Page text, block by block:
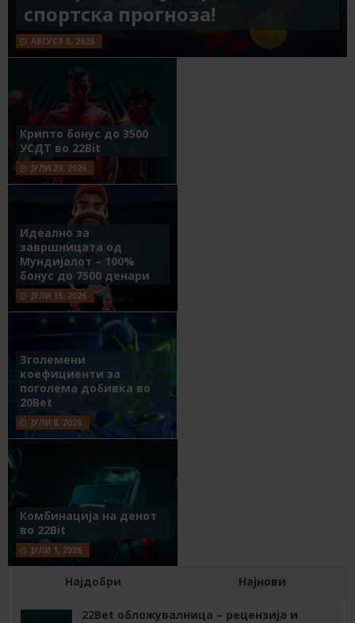
спортска прогноза!
АВГУСТ 5, 2026
Крипто бонус до 3500
УСДТ во 22Bit
ЈУЛИ 29, 2026
Идеално за
завршницата од
Мундијалот – 100%
бонус до 7500 денари
ЈУЛИ 15, 2026
Зголемени
коефициенти за
поголема добивка во
20Bet
ЈУЛИ 8, 2026
Комбинација на денот
во 22Bit
ЈУЛИ 1, 2026
Најдобри Најнови
22Bet обложувалница – рецензија и